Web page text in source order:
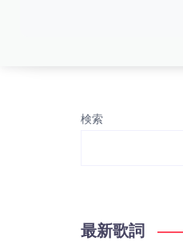
検索
最新歌詞